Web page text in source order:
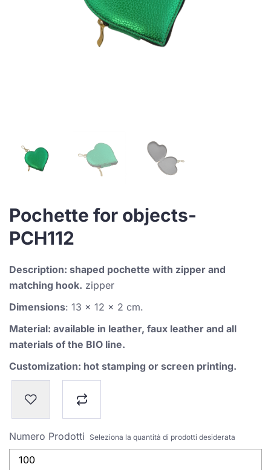
Pochette for objects-
PCH112
Description: shaped pochette with zipper and
matching hook. zipper
Dimensions: 13 x 12 x 2 cm.
Material: available in leather, faux leather and all
materials of the BIO line.
Customization: hot stamping or screen printing.
Numero Prodotti Seleziona la quantità di prodotti desiderata